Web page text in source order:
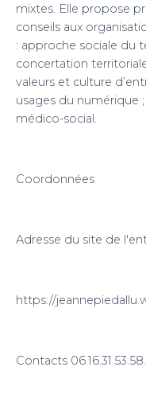
mixtes. Elle propose
conseils aux
: approche sociale du
concertation
valeurs et culture
usages du numérique
médico-social.
Coordonnées
Adresse du site de
https://
Contacts 06.16.31.53.58.